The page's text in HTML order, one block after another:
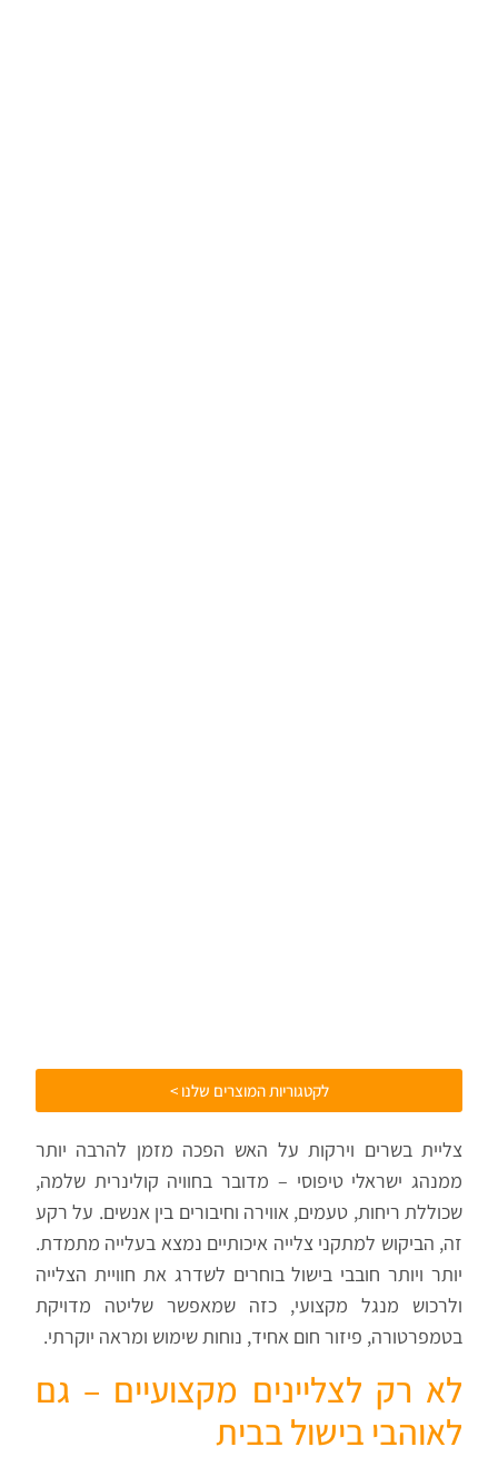
לקטגוריות המוצרים שלנו >
צליית בשרים וירקות על האש הפכה מזמן להרבה יותר
ממנהג ישראלי טיפוסי – מדובר בחוויה קולינרית שלמה,
שכוללת ריחות, טעמים, אווירה וחיבורים בין אנשים. על רקע
זה, הביקוש למתקני צלייה איכותיים נמצא בעלייה מתמדת.
יותר ויותר חובבי בישול בוחרים לשדרג את חוויית הצלייה
ולרכוש מנגל מקצועי, כזה שמאפשר שליטה מדויקת
בטמפרטורה, פיזור חום אחיד, נוחות שימוש ומראה יוקרתי.
לא רק לצליינים מקצועיים – גם
לאוהבי בישול בבית